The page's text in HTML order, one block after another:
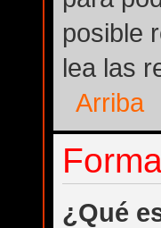
posible
lea las
Arriba
¿Qué